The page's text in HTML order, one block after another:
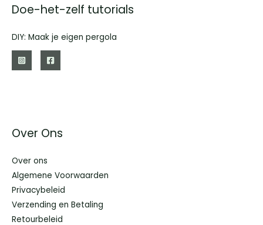
Doe-het-zelf tutorials
DIY: Maak je eigen pergola
Over Ons
Over ons
Algemene Voorwaarden
Privacybeleid
Verzending en Betaling
Retourbeleid